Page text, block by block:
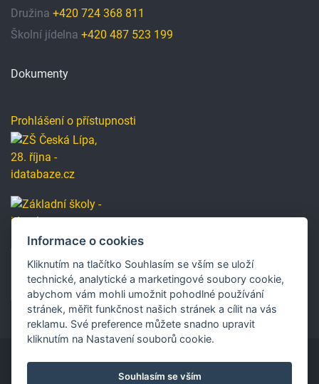
Družina +420 724 368 811
Školní jídelna +420 487 523 199
Dokumenty
Prohlášení o přístupnosti
Copyright © 2019 Základní škola, Česká Lípa, 28. října
Informace o cookies
Kliknutím na tlačítko Souhlasím se vším se uloží
technické, analytické a marketingové soubory cookie,
abychom vám mohli umožnit pohodlné používání
stránek, měřit funkčnost našich stránek a cílit na vás
reklamu. Své preference můžete snadno upravit
kliknutím na Nastavení souborů cookie.
Souhlasím se vším